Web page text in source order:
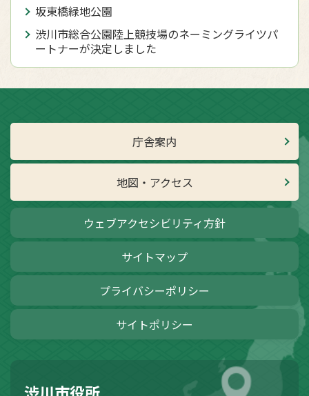
坂東橋緑地公園
渋川市総合公園陸上競技場のネーミングライツパ
ートナーが決定しました
庁舎案内
地図・アクセス
ウェブアクセシビリティ方針
サイトマップ
プライバシーポリシー
サイトポリシー